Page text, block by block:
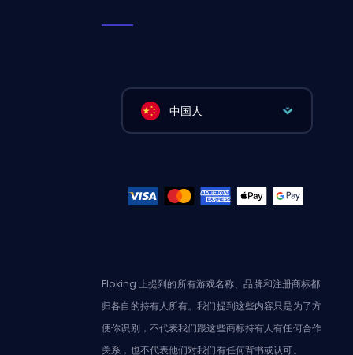
中国人
Eloking 上提到的所有游戏名称、品牌和注册商标都
归各自的持有人所有。我们提到这些内容只是为了方
便你识别，不代表我们跟这些商标持有人有任何合作
关系，也不代表他们对我们有任何背书或认可。